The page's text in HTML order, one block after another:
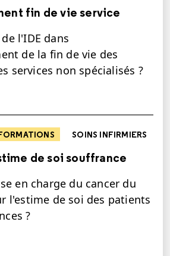
fin de vie service
l'IDE dans
de la fin de vie des
services non spécialisés ?
SOINS INFIRMIERS
de soi souffrance
en charge du cancer du
l'estime de soi des patients
?